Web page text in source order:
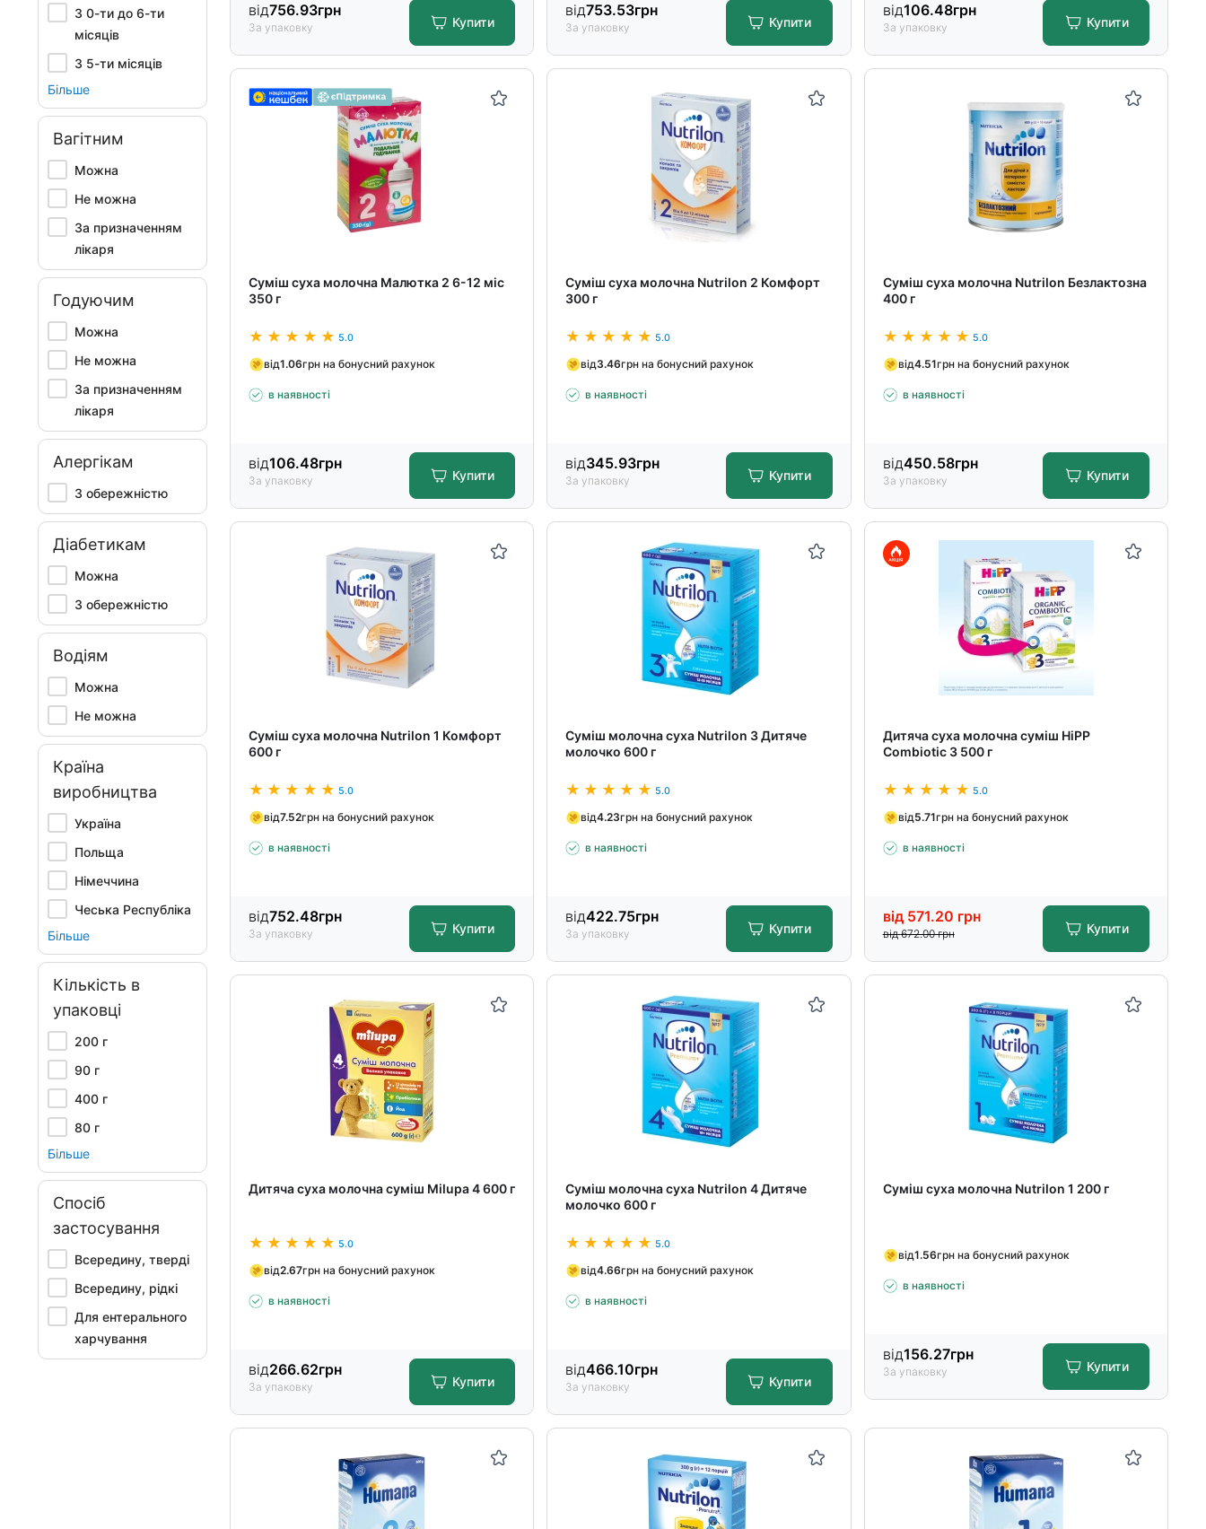
З 0-ти до 6-ти
місяців
З 5-ти місяців
Більше
Вагітним
Можна
Не можна
За призначенням
лікаря
Годуючим
Можна
Не можна
За призначенням
лікаря
Алергікам
З обережністю
Діабетикам
Можна
З обережністю
Водіям
Можна
Не можна
Країна
виробництва
Україна
Польща
Німеччина
Чеська Республіка
Більше
Кількість в
упаковці
200 г
90 г
400 г
80 г
Більше
Спосіб
застосування
Всередину, тверді
Всередину, рідкі
Для ентерального
харчування
від756.93грн
За упаковку Купити
від753.53грн
За упаковку Купити
від106.48грн
За упаковку Купити
Суміш суха молочна Малютка 2 6-12 міс
350 г
5.0
від1.06грн на бонусний рахунок
в наявності
від106.48грн
За упаковку Купити
Суміш суха молочна Nutrilon 2 Комфорт
300 г
5.0
від3.46грн на бонусний рахунок
в наявності
від345.93грн
За упаковку Купити
Суміш суха молочна Nutrilon Безлактозна
400 г
5.0
від4.51грн на бонусний рахунок
в наявності
від450.58грн
За упаковку Купити
Суміш суха молочна Nutrilon 1 Комфорт
600 г
5.0
від7.52грн на бонусний рахунок
в наявності
від752.48грн
За упаковку Купити
Суміш молочна суха Nutrilon 3 Дитяче
молочко 600 г
5.0
від4.23грн на бонусний рахунок
в наявності
від422.75грн
За упаковку Купити
Дитяча суха молочна суміш HiPP
Combiotic 3 500 г
5.0
від5.71грн на бонусний рахунок
в наявності
від 571.20 грн
від 672.00грн Купити
Дитяча суха молочна суміш Milupa 4 600 г
5.0
від2.67грн на бонусний рахунок
в наявності
від266.62грн
За упаковку Купити
Суміш молочна суха Nutrilon 4 Дитяче
молочко 600 г
5.0
від4.66грн на бонусний рахунок
в наявності
від466.10грн
За упаковку Купити
Суміш суха молочна Nutrilon 1 200 г
від1.56грн на бонусний рахунок
в наявності
від156.27грн
За упаковку Купити